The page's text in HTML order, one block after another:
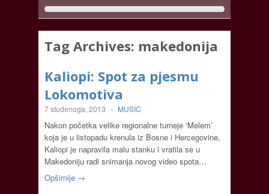
Tag Archives: makedonija
Kaliopi: Spot za pjesmu
Lokomotiva
7 studenoga, 2013 - MUSIC
Nakon početka velike regionalne turneje ‘Melem’
koja je u listopadu krenula iz Bosne i Hercegovine,
Kaliopi je napravila malu stanku i vratila se u
Makedoniju radi snimanja novog video spota…
Opširnije →